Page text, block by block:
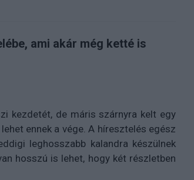
ami akár még ketté is
kezdetét, de máris szárnyra kelt egy
ennek a vége. A híresztelés egész
leghosszabb kalandra készülnek
hosszú is lehet, hogy két részletben